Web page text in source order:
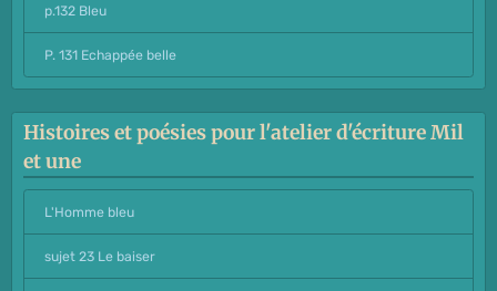
p.132 Bleu
P. 131 Echappée belle
Histoires et poésies pour l'atelier d'écriture Mil
et une
L'Homme bleu
sujet 23 Le baiser